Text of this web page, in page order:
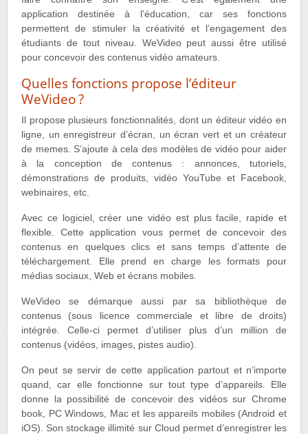
application destinée à l’éducation, car ses fonctions
permettent de stimuler la créativité et l’engagement des
étudiants de tout niveau. WeVideo peut aussi être utilisé
pour concevoir des contenus vidéo amateurs.
Quelles fonctions propose l’éditeur
WeVideo ?
Il propose plusieurs fonctionnalités, dont un éditeur vidéo en
ligne, un enregistreur d’écran, un écran vert et un créateur
de memes. S’ajoute à cela des modèles de vidéo pour aider
à la conception de contenus : annonces, tutoriels,
démonstrations de produits, vidéo YouTube et Facebook,
webinaires, etc.
Avec ce logiciel, créer une vidéo est plus facile, rapide et
flexible. Cette application vous permet de concevoir des
contenus en quelques clics et sans temps d’attente de
téléchargement. Elle prend en charge les formats pour
médias sociaux, Web et écrans mobiles.
WeVideo se démarque aussi par sa bibliothèque de
contenus (sous licence commerciale et libre de droits)
intégrée. Celle-ci permet d’utiliser plus d’un million de
contenus (vidéos, images, pistes audio).
On peut se servir de cette application partout et n’importe
quand, car elle fonctionne sur tout type d’appareils. Elle
donne la possibilité de concevoir des vidéos sur Chrome
book, PC Windows, Mac et les appareils mobiles (Android et
iOS). Son stockage illimité sur Cloud permet d’enregistrer les